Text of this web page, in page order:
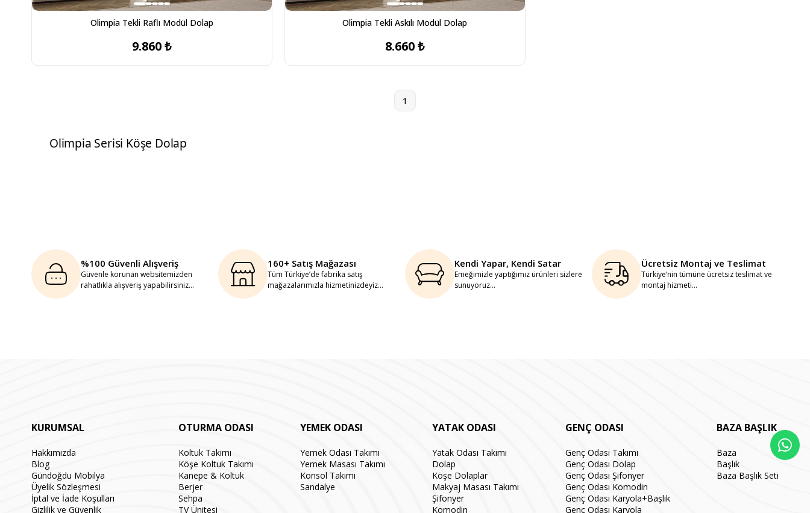
Olimpia Tekli Raflı Modül Dolap
9.860 ₺
Olimpia Tekli Askılı Modül Dolap
8.660 ₺
1
Olimpia Serisi Köşe Dolap
%100 Güvenli Alışveriş
Güvenle korunan websitemizden
rahatlıkla alışveriş yapabilirsiniz...
160+ Satış Mağazası
Tüm Türkiye’de fabrika satış
mağazalarımızla hizmetinizdeyiz...
Kendi Yapar, Kendi Satar
Emeğimizle yaptığımız ürünleri sizlere
sunuyoruz...
Ücretsiz Montaj ve Teslimat
Türkiye’nin tümüne ücretsiz teslimat ve
montaj hizmeti...
KURUMSAL
Hakkımızda
Blog
Gündoğdu Mobilya
Üyelik Sözleşmesi
İptal ve İade Koşulları
Gizlilik ve Güvenlik
OTURMA ODASI
Koltuk Takımı
Köşe Koltuk Takımı
Kanepe & Koltuk
Berjer
Sehpa
TV Ünitesi
YEMEK ODASI
Yemek Odası Takımı
Yemek Masası Takımı
Konsol Takımı
Sandalye
YATAK ODASI
Yatak Odası Takımı
Dolap
Köşe Dolaplar
Makyaj Masası Takımı
Şifonyer
Komodin
GENÇ ODASI
Genç Odası Takımı
Genç Odası Dolap
Genç Odası Şifonyer
Genç Odası Komodin
Genç Odası Karyola+Başlık
Genç Odası Karyola
BAZA BAŞLIK
Baza
Başlık
Baza Başlık Seti